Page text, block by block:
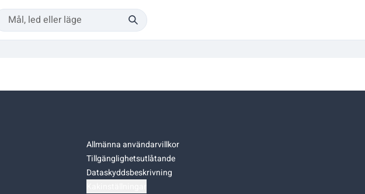
Allmänna användarvillkor
Tillgänglighetsutlåtande
Dataskyddsbeskrivning